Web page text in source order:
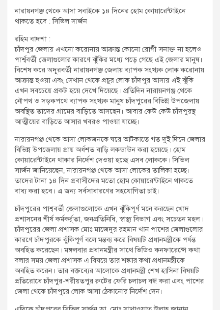
t
:
নারায়নগঞ্জ থেকে আসা সবাইকে ১৪ দিনের হোম কোয়ারেন্টাইনে
থাকতে হবে : সিভিল সার্জন
রহিম বাদশা :
চাঁদপুর জেলায় এখনো করোনায় আক্রান্ত কোনো রোগী সনাক্ত না হলেও
পার্শ্ববর্তী জেলাগুলোর কারণে ঝুঁকির মধ্যে পড়ে গেছে এই জেলার মানুষ।
বিশেষ করে অদূরবর্তী নারায়নগঞ্জ জেলায় ব্যাপক সংখ্যক লোক করোনায়
আক্রান্ত হওয়া এবং সেখান থেকে প্রচুর লোক চাঁদপুর আসায় এই ঝুঁকি
এখন সবচেয়ে প্রকট হয়ে দেখে দিয়েছে। প্রতিদিন নারায়নগঞ্জ থেকে
নৌপথ ও সড়কপথে ব্যাপক সংখ্যক মানুষ চাঁদপুরের বিভিন্ন উপজেলায়
অবস্থিত তাদের গ্রামের বাড়িতে আসছেন। আবার কেউ কেউ চাঁদপুরস্থ
আত্মীয়ের বাড়িতে আসার খবরও পাওয়া যাচ্ছে।
নারায়নগঞ্জ থেকে আসা লোকজনকে ঘরে আটকাতে গত দুই দিনে জেলার
বিভিন্ন উপজেলায় প্রায় অর্ধশত বাড়ি লকডাউন করা হয়েছে। হোম
কোয়ারেন্টাইনে থাকার নির্দেশ দেওয়া হচ্ছে এসব লোককে। সিভিল
সার্জন জানিয়েছেন, নারায়নগঞ্জ থেকে আসা লোকের তালিকা হচ্ছে।
তাদের টানা ১৪ দিন প্রবাসীদের মতো হোম কোয়ারেন্টাইনে থাকতে
বাধ্য করা হবে। এ জন্য সর্বসাধারণের সহযোগিতা চাই।
চাঁদপুরের পাশ্ববর্তী জেলাগুলোকে এখন ঝুঁকিপূর্ণ মনে করছেন খোদ
প্রশাসনের শীর্ষ কর্মকর্র্তা, জনপ্রতিনিধি, স্বাস্থ্য বিভাগ এবং সচেতন মহল।
চাঁদপুরের জেলা প্রশাসক মোঃ মাজেদুর রহমান খান পাশের জেলাগুলোর
কারণে চাঁদপুরকে ঝুঁকিপূর্ণ বলে মন্তব্য করে বিষয়টি প্রধানমন্ত্রীকে পর্যন্ত
অবহিত করেছেন। মঙ্গলবার প্রধানমন্ত্রীর সাথে ভিডিও কনফারেন্সে কথা
বলার সময় জেলা প্রশাসক এ বিষয়ে তার শঙ্কার কথা প্রধানমন্ত্রীকে
অবহিত করেন। তার বক্তব্যের আলোকে প্রধানমন্ত্রী শেখ হাসিনা বিষয়টি
প্রতিরোধে চাঁদপুর-শরীয়তপুর রুটের ফেরি চলাচল বন্ধ করা এবং পাশের
জেলা থেকে চাঁদপুরে লোক আসা ঠেকানোর নির্দেশ দেন।